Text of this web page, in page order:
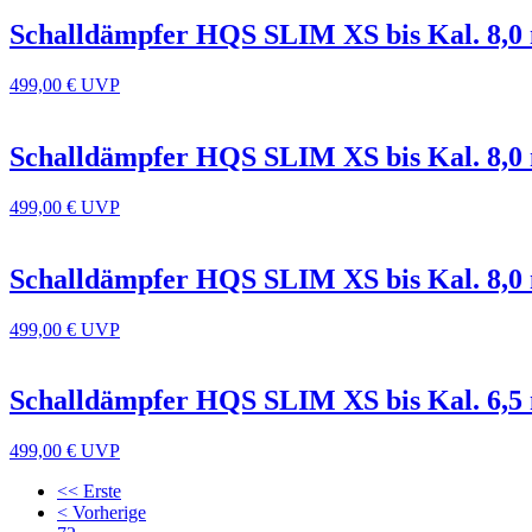
Schalldämpfer HQS SLIM XS bis Kal. 8,0
499,00 € UVP
Schalldämpfer HQS SLIM XS bis Kal. 8,0
499,00 € UVP
Schalldämpfer HQS SLIM XS bis Kal. 8,0
499,00 € UVP
Schalldämpfer HQS SLIM XS bis Kal. 6,5
499,00 € UVP
<< Erste
< Vorherige